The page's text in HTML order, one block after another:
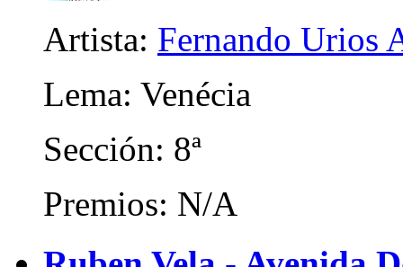
Artista: Fernando Urios
Lema: Venécia
Sección: 8ª
Premios: N/A